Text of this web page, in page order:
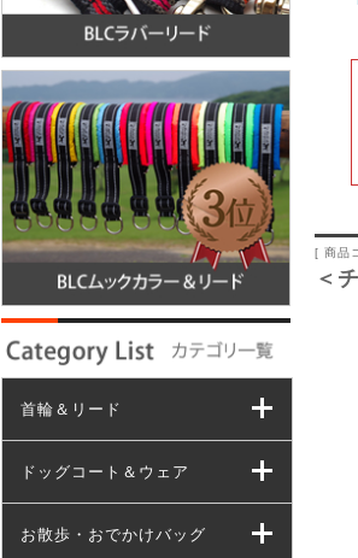
[ 商品
＜
首輪＆リード
ドッグコート＆ウェア
お散歩・おでかけバッグ